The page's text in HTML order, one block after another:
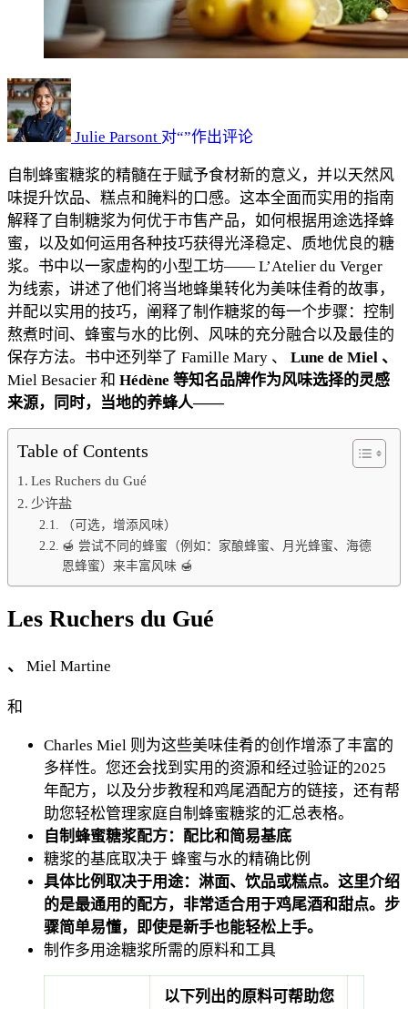
Julie Parsont 对“糖
2025
年
家
庭
自
制
蜂
蜜
糖
浆
完
整
”作出评论
自制蜂蜜糖浆的精髓在于赋予食材新的意义，并以天然风
味提升饮品、糕点和腌料的口感。这本全面而实用的指南
解释了自制糖浆为何优于市售产品，如何根据用途选择蜂
蜜，以及如何运用各种技巧获得光泽稳定、质地优良的糖
浆。书中以一家虚构的小型工坊—— L’Atelier du Verger
为线索，讲述了他们将当地蜂巢转化为美味佳肴的故事，
并配以实用的技巧，阐释了制作糖浆的每一个步骤：控制
熬煮时间、蜂蜜与水的比例、风味的充分融合以及最佳的
保存方法。书中还列举了 Famille Mary 、 Lune de Miel 、
Miel Besacier 和 Hédène 等知名品牌作为风味选择的灵感
来源，同时，当地的养蜂人——
Table of Contents
Les Ruchers du Gué
少许盐
（可选，增添风味）
🍯 尝试不同的蜂蜜（例如：家酿蜂蜜、月光蜂蜜、海德
恩蜂蜜）来丰富风味 🍯
Les Ruchers du Gué
、 Miel Martine
和
Charles Miel 则为这些美味佳肴的创作增添了丰富的
多样性。您还会找到实用的资源和经过验证的2025
年配方，以及分步教程和鸡尾酒配方的链接，还有帮
助您轻松管理家庭自制蜂蜜糖浆的汇总表格。
自制蜂蜜糖浆配方：配比和简易基底
糖浆的基底取决于 蜂蜜与水的精确比例
具体比例取决于用途：淋面、饮品或糕点。这里介绍
的是最通用的配方，非常适合用于鸡尾酒和甜点。步
骤简单易懂，即使是新手也能轻松上手。
制作多用途糖浆所需的原料和工具
以下列出的原料可帮助您